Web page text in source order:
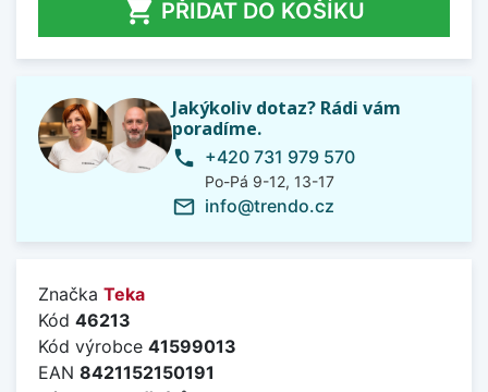
 PŘIDAT DO KOŠÍKU
Jakýkoliv dotaz? Rádi vám
poradíme.
phone +420 731 979 570
Po-Pá 9-12, 13-17
mail_outline info@trendo.cz
Značka Teka
Kód 46213
Kód výrobce 41599013
EAN 8421152150191